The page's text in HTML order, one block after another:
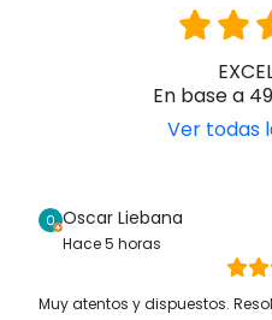
En base a
Ver todas
Oscar Liebana
Hace 5 horas
Muy atentos y dispuestos.